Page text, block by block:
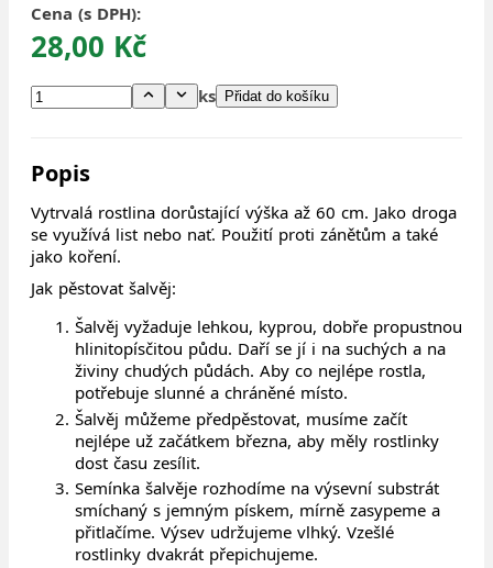
Cena (s DPH):
28,00 Kč
ks Přidat do košíku
Popis
Vytrvalá rostlina dorůstající výška až 60 cm. Jako droga
se využívá list nebo nať. Použití proti zánětům a také
jako koření.
Jak pěstovat šalvěj:
Šalvěj vyžaduje lehkou, kyprou, dobře propustnou
hlinitopísčitou půdu. Daří se jí i na suchých a na
živiny chudých půdách. Aby co nejlépe rostla,
potřebuje slunné a chráněné místo.
Šalvěj můžeme předpěstovat, musíme začít
nejlépe už začátkem března, aby měly rostlinky
dost času zesílit.
Semínka šalvěje rozhodíme na výsevní substrát
smíchaný s jemným pískem, mírně zasypeme a
přitlačíme. Výsev udržujeme vlhký. Vzešlé
rostlinky dvakrát přepichujeme.